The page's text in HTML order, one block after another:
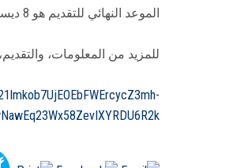
الموعد النهائي للتقديم هو 8 ديسمبر 2023
للمزيد من المعلومات،